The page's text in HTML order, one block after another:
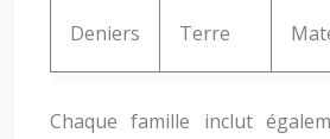
Deniers Terre
Chaque famille inclut